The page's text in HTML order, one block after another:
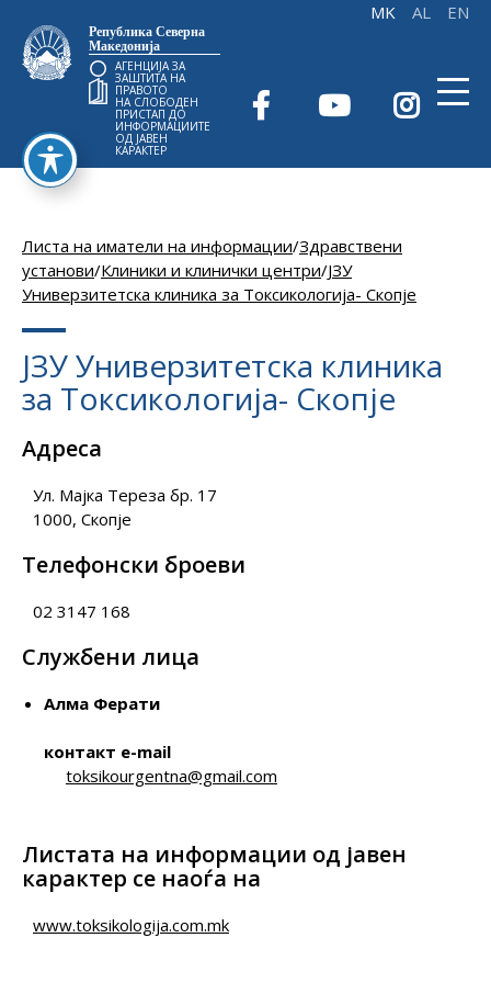
Република Северна
Македонија
АГЕНЦИЈА ЗА
ЗАШТИТА НА
ПРАВОТО
НА СЛОБОДЕН
ПРИСТАП ДО
ИНФОРМАЦИИТЕ
ОД ЈАВЕН
КАРАКТЕР
Листа на иматели на информации/Здравствени
установи/Клиники и клинички центри/ЈЗУ
Универзитетска клиника за Токсикологија- Скопје
ЈЗУ Универзитетска клиника
за Токсикологија- Скопје
Адреса
Ул. Мајка Тереза бр. 17
1000, Скопје
Телефонски броеви
02 3147 168
Службени лица
Алма Ферати
контакт e-mail
toksikourgentna@gmail.com
Листата на информации од јавен
карактер се наоѓа на
www.toksikologija.com.mk